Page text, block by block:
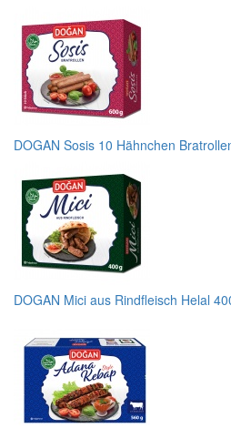
DOGAN Sosis 10 Hähnchen
DOGAN Mici aus Rindfleisch Helal